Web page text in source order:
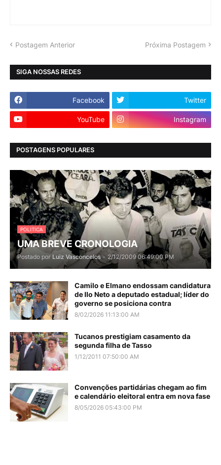
Postagem Anterior Próxima Postagem
SIGA NOSSAS REDES
Facebook Twitter
YouTube Instagram
POSTAGENS POPULARES
POLITICA
UMA BREVE CRONOLOGIA
Postado por Luiz Vasconcelos - 2/12/2009 06:49:00 PM
Camilo e Elmano endossam candidatura
de Ilo Neto a deputado estadual; líder do
governo se posiciona contra
8/02/2026 11:13:00 AM
Tucanos prestigiam casamento da
segunda filha de Tasso
1/12/2011 07:50:00 AM
Convenções partidárias chegam ao fim
e calendário eleitoral entra em nova fase
8/05/2026 05:43:00 PM